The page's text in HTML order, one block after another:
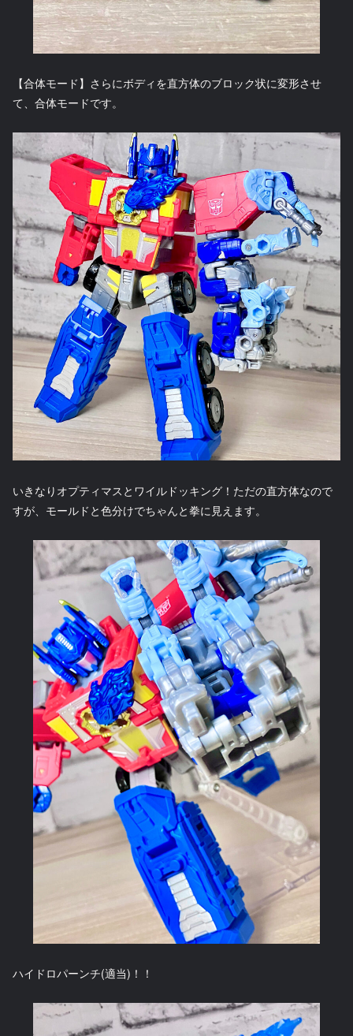
【合体モード】さらにボディを直方体のブロック状に変形させ
て、合体モードです。
いきなりオプティマスとワイルドッキング！ただの直方体なので
すが、モールドと色分けでちゃんと拳に見えます。
ハイドロパーンチ(適当)！！